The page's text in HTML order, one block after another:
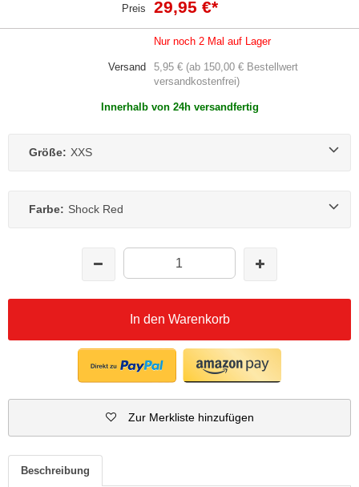
Preis 29,95 €*
Nur noch 2 Mal auf Lager
Versand
5,95 € (ab 150,00 € Bestellwert
versandkostenfrei)
Innerhalb von 24h versandfertig
Größe: XXS
Farbe: Shock Red
In den Warenkorb
Zur Merkliste hinzufügen
Beschreibung